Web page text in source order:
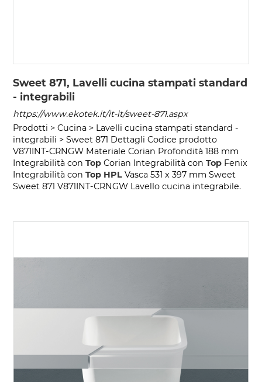
Sweet 871, Lavelli cucina stampati standard
- integrabili
https://www.ekotek.it/it-it/sweet-871.aspx
Prodotti > Cucina > Lavelli cucina stampati standard -
integrabili > Sweet 871 Dettagli Codice prodotto
V871INT-CRNGW Materiale Corian Profondità 188 mm
Integrabilità conTop Corian Integrabilità conTop Fenix
Integrabilità conTop HPL Vasca 531 x 397 mm Sweet
Sweet 871 V871INT-CRNGW Lavello cucina integrabile.